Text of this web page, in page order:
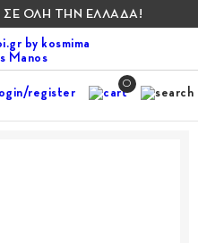
ΟΛΗ ΤΗΝ ΕΛΛΑΔΑ!
0